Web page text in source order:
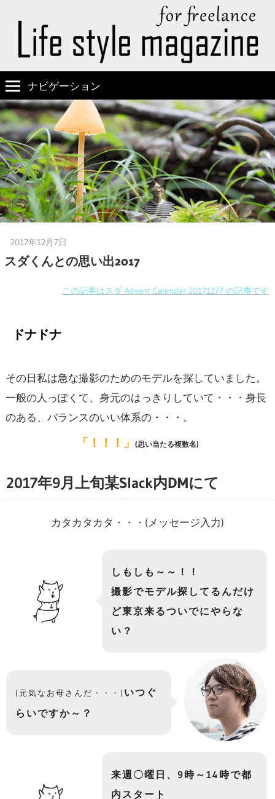
ナビゲーション
2017年12月7日
スダくんとの思い出2017
この記事はスダ Advent Calendar 201712/7 の記事です
ドナドナ
その日私は急な撮影のためのモデルを探していました。
一般の人っぽくて、身元のはっきりしていて・・・身長
のある、バランスのいい体系の・・・。
「！！！」 (思い当たる複数名)
2017年9月上旬某Slack内DMにて
カタカタカタ・・・(メッセージ入力)
しもしも～～！！
撮影でモデル探してるんだけ
ど東京来るついでにやらな
い？
(元気なお母さんだ・・・) いつぐ
らいですか～？
来週〇曜日、9時～14時で都
内スタート